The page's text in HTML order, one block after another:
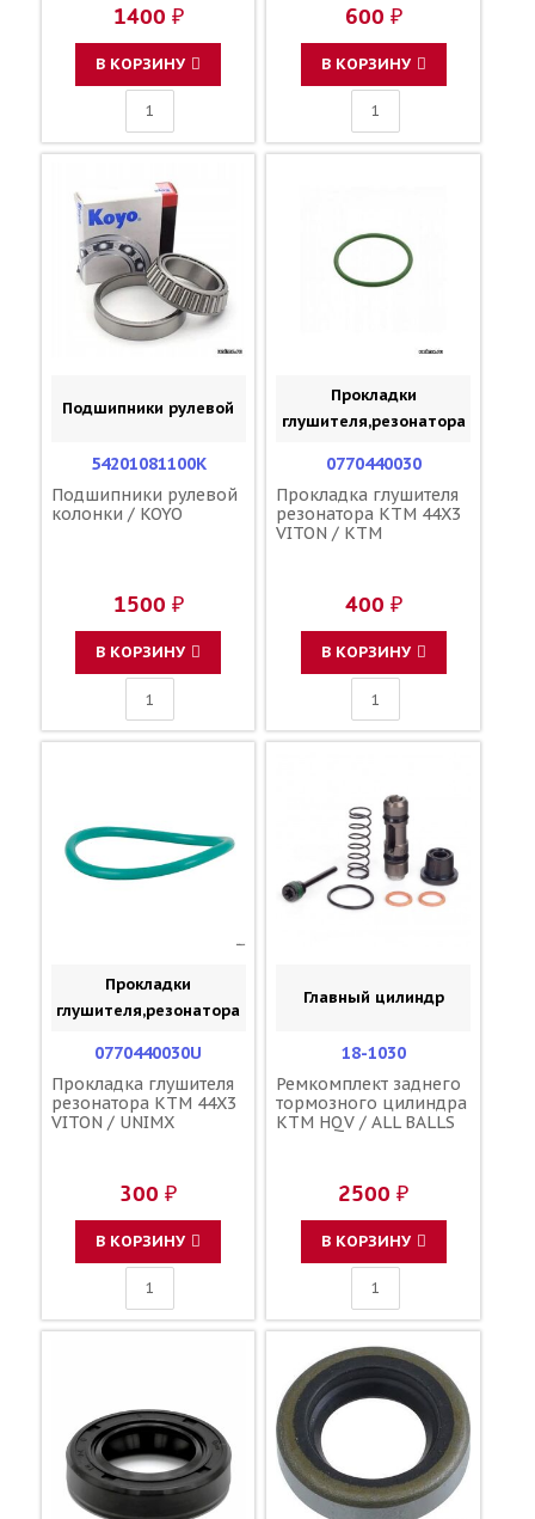
1400 ₽
В КОРЗИНУ
600 ₽
В КОРЗИНУ
Подшипники рулевой
54201081100K
Подшипники рулевой
колонки / KOYO
1500 ₽
В КОРЗИНУ
Прокладки
глушителя,резонатора
0770440030
Прокладка глушителя
резонатора KTM 44X3
VITON / KTM
400 ₽
В КОРЗИНУ
Прокладки
глушителя,резонатора
0770440030U
Прокладка глушителя
резонатора KTM 44X3
VITON / UNIMX
300 ₽
В КОРЗИНУ
Главный цилиндр
18-1030
Ремкомплект заднего
тормозного цилиндра
KTM HQV / ALL BALLS
2500 ₽
В КОРЗИНУ